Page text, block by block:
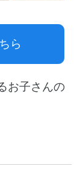
お子さんの
ら